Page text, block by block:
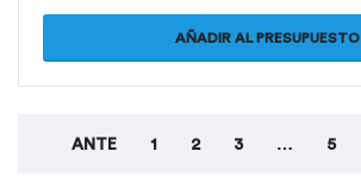
AÑADIR AL PRESUPUESTO
ANTE 1 2 3 … 5